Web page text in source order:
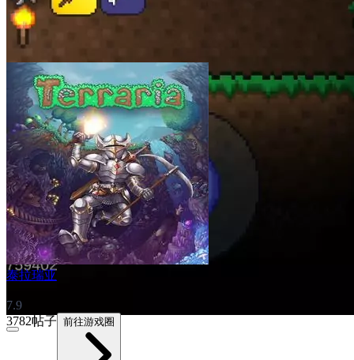
泰拉瑞亚
7.9
3782帖子 前往游戏圈